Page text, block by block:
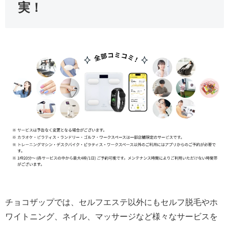
実！
チョコザップでは、セルフエステ以外にもセルフ脱毛やホ
ワイトニング、ネイル、マッサージなど様々なサービスを